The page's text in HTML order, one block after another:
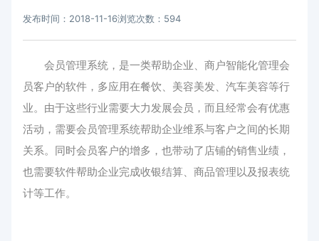
发布时间：2018-11-16浏览次数：594
会员管理系统，是一类帮助企业、商户智能化管理会
员客户的软件，多应用在餐饮、美容美发、汽车美容等行
业。由于这些行业需要大力发展会员，而且经常会有优惠
活动，需要会员管理系统帮助企业维系与客户之间的长期
关系。同时会员客户的增多，也带动了店铺的销售业绩，
也需要软件帮助企业完成收银结算、商品管理以及报表统
计等工作。